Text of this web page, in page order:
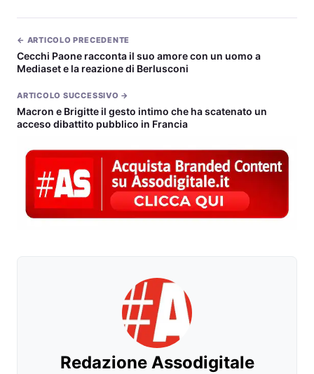
← ARTICOLO PRECEDENTE
Cecchi Paone racconta il suo amore con un uomo a
Mediaset e la reazione di Berlusconi
ARTICOLO SUCCESSIVO →
Macron e Brigitte il gesto intimo che ha scatenato un
acceso dibattito pubblico in Francia
Redazione Assodigitale